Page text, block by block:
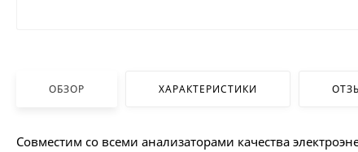
ОБЗОР ХАРАКТЕРИСТИКИ
Совместим со всеми анализаторами качества